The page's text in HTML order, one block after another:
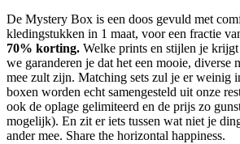
De Mystery Box is een doos gevuld met
kledingstukken in 1 maat, voor een fractie
70% korting. Welke prints en stijlen je krijgt
we garanderen je dat het een mooie, diverse
mee zult zijn. Matching sets zul je er weinig
boxen worden echt samengesteld uit onze
ook de oplage gelimiteerd en de prijs zo
mogelijk). En zit er iets tussen wat niet je
ander mee. Share the horizontal happiness.